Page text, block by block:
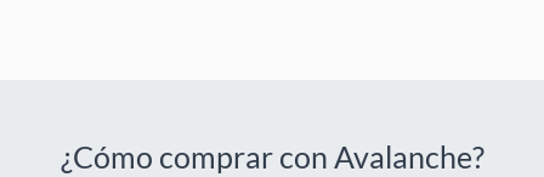
¿Cómo comprar con Avalanche?